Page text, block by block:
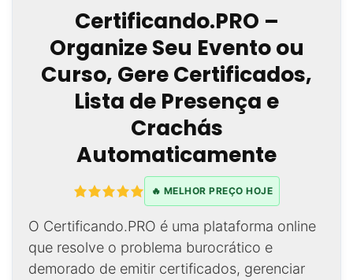
Certificando.PRO –
Organize Seu Evento ou
Curso, Gere Certificados,
Lista de Presença e
Crachás
Automaticamente
🔥 MELHOR PREÇO HOJE
O Certificando.PRO é uma plataforma online
que resolve o problema burocrático e
demorado de emitir certificados, gerenciar